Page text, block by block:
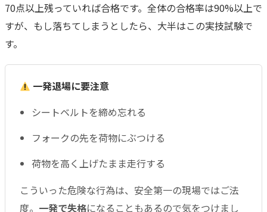
70点以上残っていれば合格です。全体の合格率は90%以上で
すが、もし落ちてしまうとしたら、大半はこの実技試験で
す。
一発退場に要注意
シートベルトを締め忘れる
フォークの先を荷物にぶつける
荷物を高く上げたまま走行する
こういった危険な行為は、安全第一の現場ではご法
度。 一発で失格になることもあるので気をつけまし